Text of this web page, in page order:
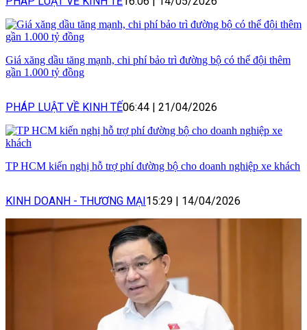
Giá xăng dầu tăng mạnh, chi phí bảo trì đường bộ có thể đội thêm
gần 1.000 tỷ đồng
PHÁP LUẬT VỀ KINH TẾ06:44 | 21/04/2026
TP HCM kiến nghị hỗ trợ phí đường bộ cho doanh nghiệp xe khách
KINH DOANH - THƯƠNG MẠI15:29 | 14/04/2026